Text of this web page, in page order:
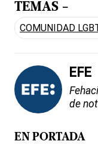
TEMAS -
COMUNIDAD
EFE
de
EN PORTADA